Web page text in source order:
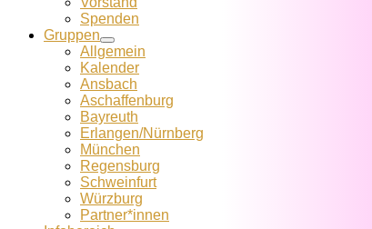
Spenden
Gruppen
Allgemein
Kalender
Ansbach
Aschaffenburg
Bayreuth
Erlangen/Nürnberg
München
Regensburg
Schweinfurt
Würzburg
Partner*innen